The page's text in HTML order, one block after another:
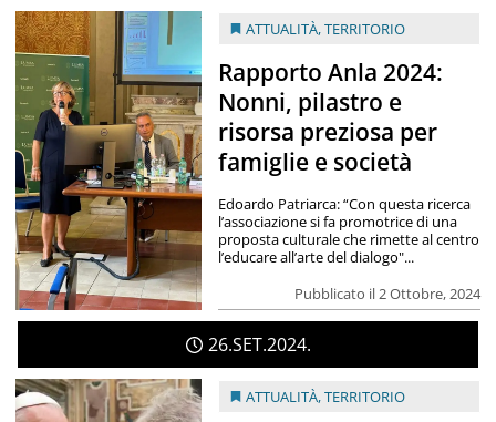
ATTUALITÀ,TERRITORIO
Rapporto Anla 2024:
Nonni, pilastro e
risorsa preziosa per
famiglie e società
Pubblicato il 2 Ottobre, 2024
Edoardo Patriarca: “Con questa ricerca
l’associazione si fa promotrice di una
proposta culturale che rimette al centro
l’educare all’arte del dialogo"...
26 SET 2024
ATTUALITÀ,TERRITORIO